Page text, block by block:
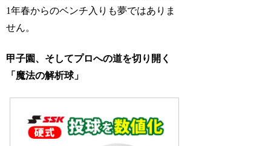
1年春からのベンチ入りも夢ではありま
せん。
甲子園、そしてプロへの道を切り開く
「魔法の解析球」